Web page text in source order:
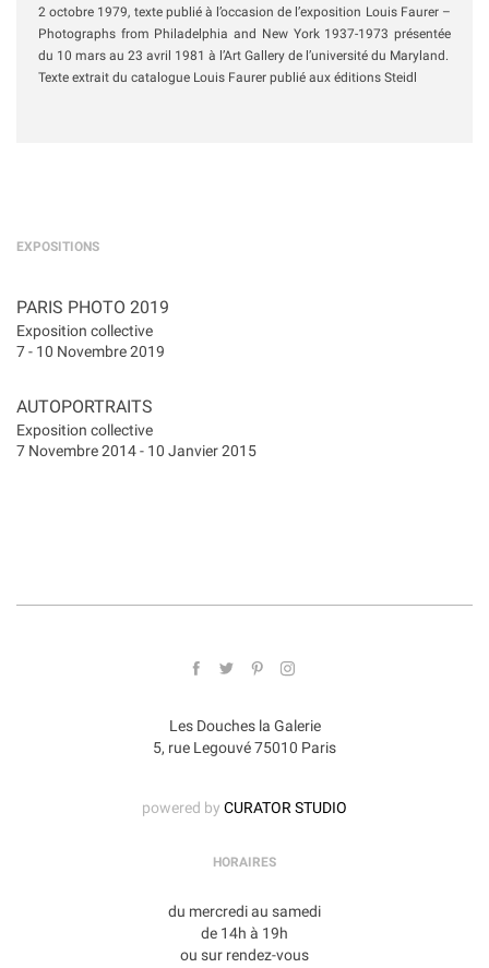
2 octobre 1979, texte publié à l’occasion de l’exposition Louis Faurer –
Photographs from Philadelphia and New York 1937-1973 présentée
du 10 mars au 23 avril 1981 à l’Art Gallery de l’université du Maryland.
Texte extrait du catalogue Louis Faurer publié aux éditions Steidl
EXPOSITIONS
PARIS PHOTO 2019
Exposition collective
7 - 10 Novembre 2019
AUTOPORTRAITS
Exposition collective
7 Novembre 2014 - 10 Janvier 2015
Les Douches la Galerie
5, rue Legouvé 75010 Paris
powered by CURATOR STUDIO
HORAIRES
du mercredi au samedi
de 14h à 19h
ou sur rendez-vous